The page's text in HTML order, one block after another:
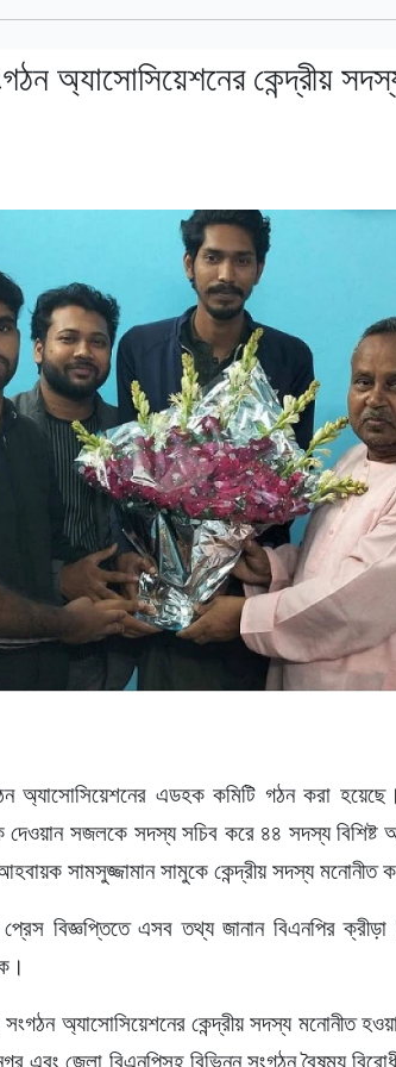
অ্যাসোসিয়েশনের কেন্দ্রীয়
অ্যাসোসিয়েশনের এডহক কমিটি গঠন করা
সজলকে সদস্য সচিব করে ৪৪ সদস্য বিশিষ্ট
সামসুজ্জামান সামুকে কেন্দ্রীয় সদস্য মনোনীত
বিজ্ঞপ্তিতে এসব তথ্য জানান বিএনপির
সংগঠন অ্যাসোসিয়েশনের কেন্দ্রীয় সদস্য মনোনীত
এবং জেলা বিএনপিসহ বিভিন্ন সংগঠন,বৈষম্য